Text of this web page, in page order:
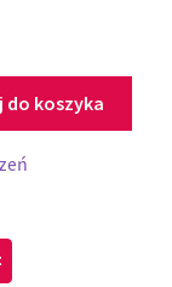
do koszyka